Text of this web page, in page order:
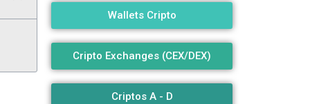
Wallets Cripto
Cripto Exchanges (CEX/DEX)
Criptos A - D